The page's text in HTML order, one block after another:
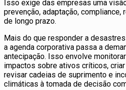
Isso exige das empresas uma
prevenção, adaptação, compliance,
de longo prazo.
Mais do que responder a
a agenda corporativa passa a
antecipação. Isso envolve
impactos sobre ativos críticos,
revisar cadeias de suprimento e
climáticas à tomada de decisão